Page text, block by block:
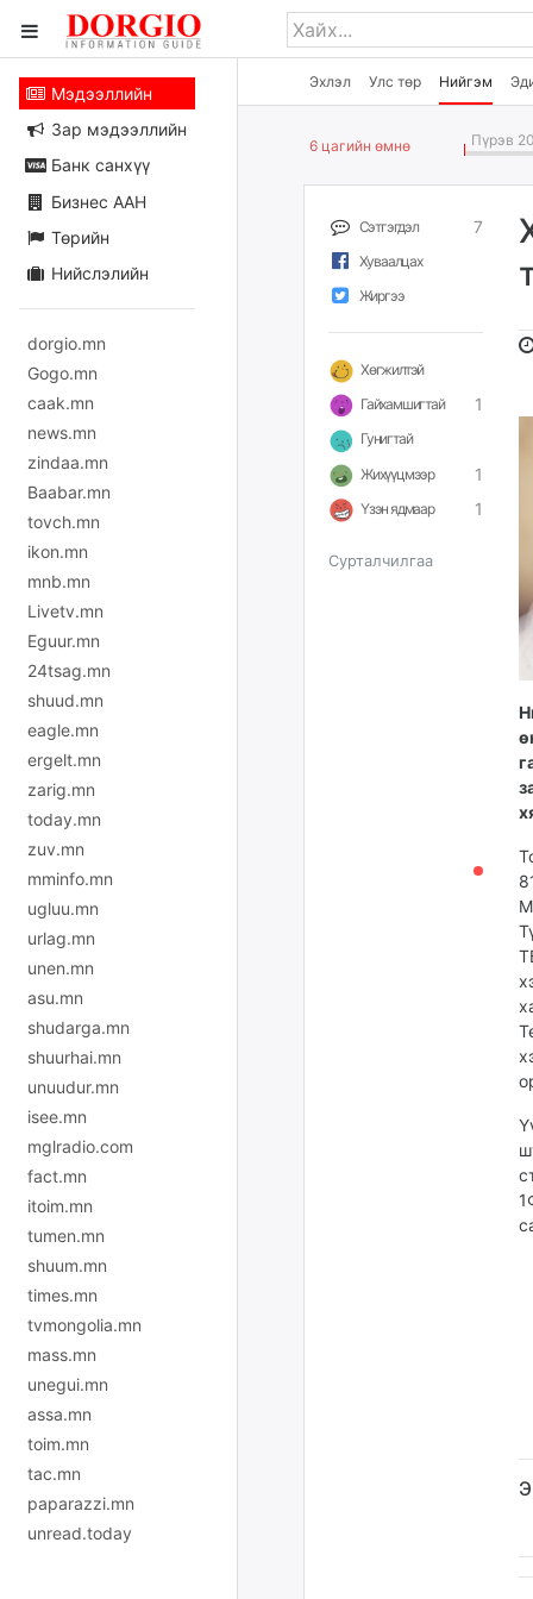
Эхлэл Улс төр Нийгэм
Мэдээллийн
Зар мэдээллийн
Банк санхүү
Бизнес ААН
Төрийн
Нийслэлийн
dorgio.mn
Gogo.mn
caak.mn
news.mn
zindaa.mn
Baabar.mn
tovch.mn
ikon.mn
mnb.mn
Livetv.mn
Eguur.mn
24tsag.mn
shuud.mn
eagle.mn
ergelt.mn
zarig.mn
today.mn
zuv.mn
mminfo.mn
ugluu.mn
urlag.mn
unen.mn
asu.mn
shudarga.mn
shuurhai.mn
unuudur.mn
isee.mn
mglradio.com
fact.mn
itoim.mn
tumen.mn
shuum.mn
times.mn
tvmongolia.mn
mass.mn
unegui.mn
assa.mn
toim.mn
tac.mn
paparazzi.mn
unread.today
6 цагийн өмнө Пүрэв
Сэтгэгдэл 7
Хуваалцах
Жиргээ
Хөгжилтэй
Гайхамшигтай
1
Гунигтай
Жихүүцмээр
1
Үзэн ядмаар 1
Сурталчилгаа